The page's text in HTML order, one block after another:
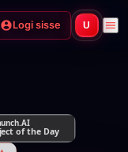
Logi sisse U